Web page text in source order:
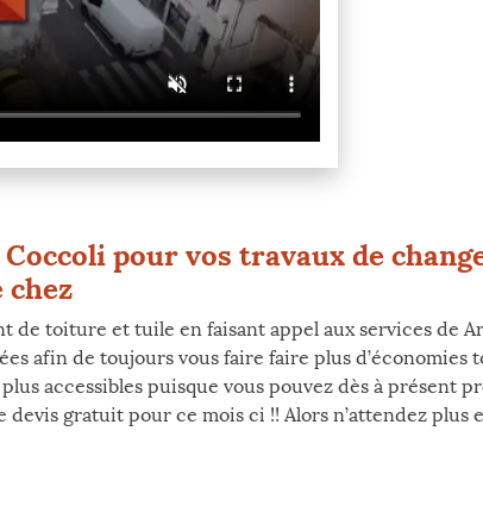
pour vos travaux de
chez
de toiture et tuile en faisant appel aux services de
afin de toujours vous faire faire plus d’économies
accessibles puisque vous pouvez dès à présent
gratuit pour ce mois ci !! Alors n’attendez plus